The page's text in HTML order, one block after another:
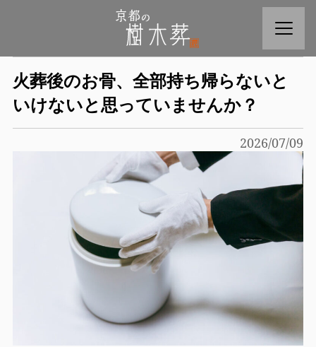
火葬後のお骨、全部持ち帰らないと
いけないと思っていませんか？
2026/07/09